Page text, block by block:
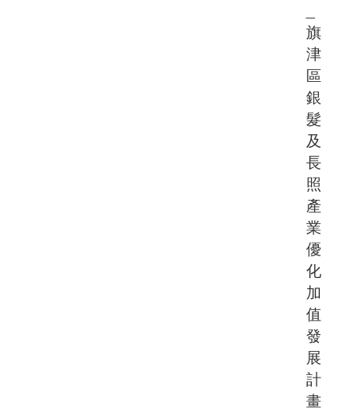
旗
津
區
銀
髮
及
長
照
產
業
優
化
加
值
發
展
計
畫